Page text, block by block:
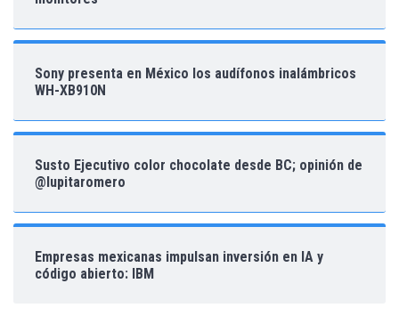
Sony presenta en México los audífonos inalámbricos
WH-XB910N
Susto Ejecutivo color chocolate desde BC; opinión de
@lupitaromero
Empresas mexicanas impulsan inversión en IA y
código abierto: IBM